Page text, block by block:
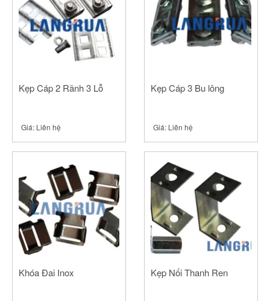
Kẹp Cáp 2 Rãnh 3 Lỗ
Giá: Liên hệ
Kẹp Cáp 3 Bu lông
Giá: Liên hệ
Khóa Đai Inox Kẹp Nối Thanh Ren